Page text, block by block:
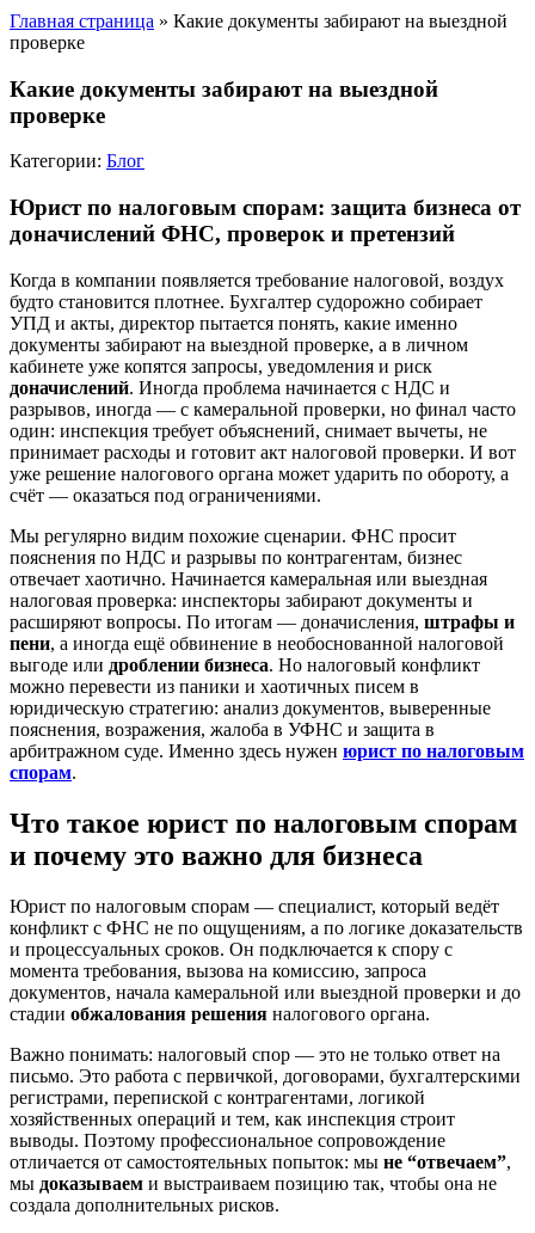
Главная страница » Какие документы забирают на выездной
проверке
Какие документы забирают на выездной
проверке
Категории: Блог
Юрист по налоговым спорам: защита бизнеса от
доначислений ФНС, проверок и претензий
Когда в компании появляется требование налоговой, воздух
будто становится плотнее. Бухгалтер судорожно собирает
УПД и акты, директор пытается понять, какие именно
документы забирают на выездной проверке, а в личном
кабинете уже копятся запросы, уведомления и риск
доначислений. Иногда проблема начинается с НДС и
разрывов, иногда — с камеральной проверки, но финал часто
один: инспекция требует объяснений, снимает вычеты, не
принимает расходы и готовит акт налоговой проверки. И вот
уже решение налогового органа может ударить по обороту, а
счёт — оказаться под ограничениями.
Мы регулярно видим похожие сценарии. ФНС просит
пояснения по НДС и разрывы по контрагентам, бизнес
отвечает хаотично. Начинается камеральная или выездная
налоговая проверка: инспекторы забирают документы и
расширяют вопросы. По итогам — доначисления, штрафы и
пени, а иногда ещё обвинение в необоснованной налоговой
выгоде или дроблении бизнеса. Но налоговый конфликт
можно перевести из паники и хаотичных писем в
юридическую стратегию: анализ документов, выверенные
пояснения, возражения, жалоба в УФНС и защита в
арбитражном суде. Именно здесь нужен юрист по налоговым
спорам.
Что такое юрист по налоговым спорам
и почему это важно для бизнеса
Юрист по налоговым спорам — специалист, который ведёт
конфликт с ФНС не по ощущениям, а по логике доказательств
и процессуальных сроков. Он подключается к спору с
момента требования, вызова на комиссию, запроса
документов, начала камеральной или выездной проверки и до
стадии обжалования решения налогового органа.
Важно понимать: налоговый спор — это не только ответ на
письмо. Это работа с первичкой, договорами, бухгалтерскими
регистрами, перепиской с контрагентами, логикой
хозяйственных операций и тем, как инспекция строит
выводы. Поэтому профессиональное сопровождение
отличается от самостоятельных попыток: мы не “отвечаем”,
мы доказываем и выстраиваем позицию так, чтобы она не
создала дополнительных рисков.